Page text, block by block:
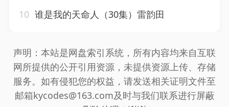
10 谁是我的天命人（30集）雷韵田
声明：本站是网盘索引系统，所有内容均来自互联
网所提供的公开引用资源，未提供资源上传、存储
服务。如有侵犯您的权益，请发送相关证明文件至
邮箱kycodes@163.com及时与我们联系进行屏蔽